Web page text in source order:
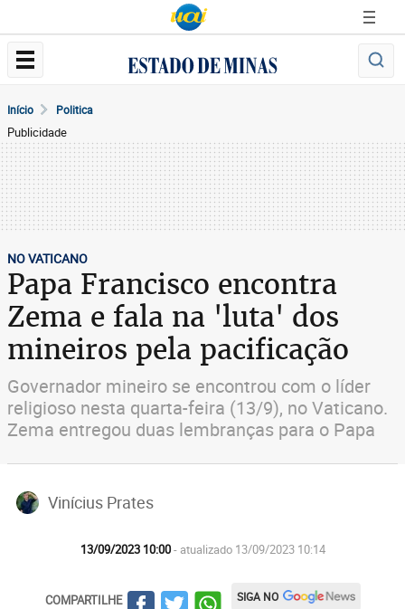
Início Politica
Publicidade
NO VATICANO
Papa Francisco encontra
Zema e fala na 'luta' dos
mineiros pela pacificação
Governador mineiro se encontrou com o líder
religioso nesta quarta-feira (13/9), no Vaticano.
Zema entregou duas lembranças para o Papa
Vinícius Prates
13/09/2023 10:00- atualizado 13/09/2023 10:14
COMPARTILHE SIGA NO